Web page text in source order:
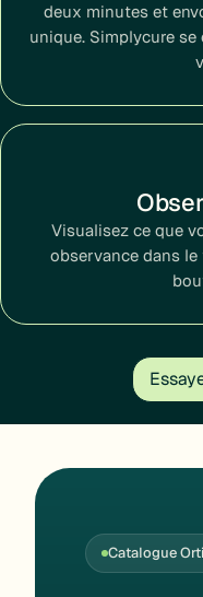
deux minutes et
unique. Simplycure
Visualisez ce que
observance dans
Catalogue